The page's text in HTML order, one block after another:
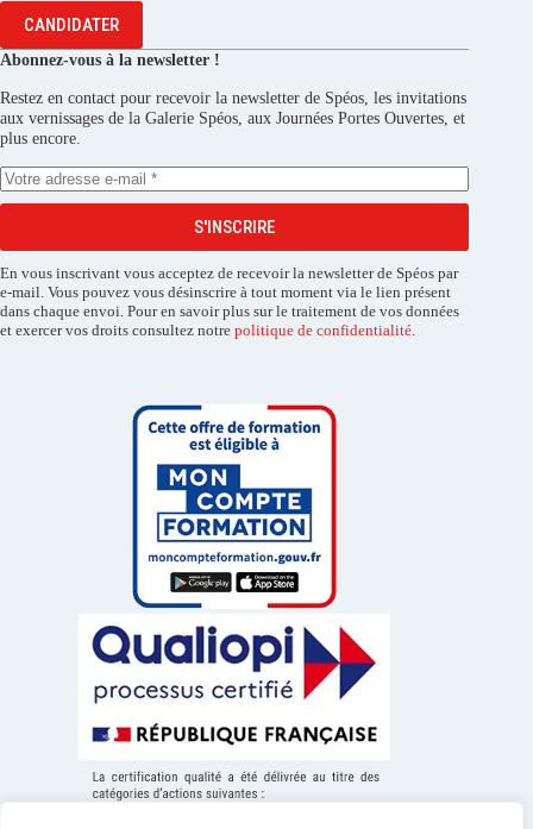
CANDIDATER
Abonnez-vous à la newsletter !
Restez en contact pour recevoir la newsletter de Spéos, les invitations
aux vernissages de la Galerie Spéos, aux Journées Portes Ouvertes, et
plus encore.
S'INSCRIRE
En vous inscrivant vous acceptez de recevoir la newsletter de Spéos par
e-mail. Vous pouvez vous désinscrire à tout moment via le lien présent
dans chaque envoi. Pour en savoir plus sur le traitement de vos données
et exercer vos droits consultez notre politique de confidentialité.